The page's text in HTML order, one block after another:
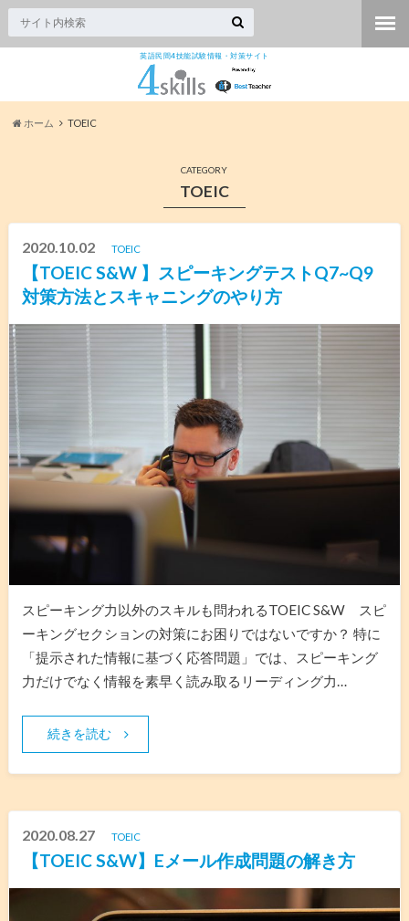
英語民間4技能試験情報・対策サイト
ホーム TOEIC
CATEGORY
TOEIC
2020.10.02 TOEIC
【TOEIC S&W 】スピーキングテストQ7~Q9
対策方法とスキャニングのやり方
スピーキング力以外のスキルも問われるTOEIC S&W スピ
ーキングセクションの対策にお困りではないですか？ 特に
「提示された情報に基づく応答問題」では、スピーキング
力だけでなく情報を素早く読み取るリーディング力…
続きを読む
2020.08.27 TOEIC
【TOEIC S&W】Eメール作成問題の解き方